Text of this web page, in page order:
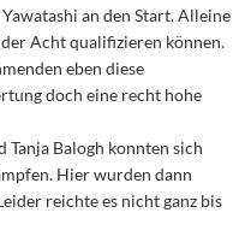
an den Start. Alleine
Acht qualifizieren können.
eben diese
doch eine recht hohe
Tanja Balogh konnten sich
Hier wurden dann
reichte es nicht ganz bis